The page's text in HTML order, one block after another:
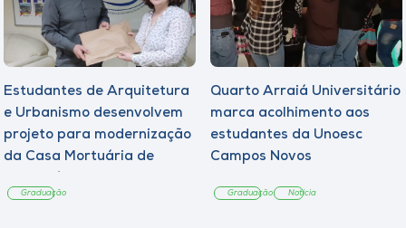
Estudantes de Arquitetura
e Urbanismo desenvolvem
projeto para modernização
da Casa Mortuária de
Graduação
Quarto Arraiá Universitário
marca acolhimento aos
estudantes da Unoesc
Campos Novos
Graduação Notícia